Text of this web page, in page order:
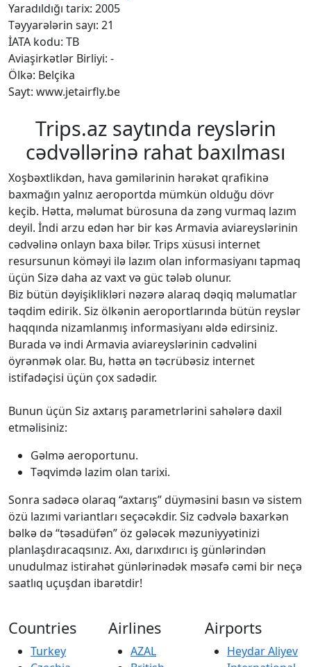
Yaradıldığı tarix: 2005
Təyyarələrin sayı: 21
İATA kodu: TB
Aviaşirkətlər Birliyi: -
Ölkə: Belçika
Sayt: www.jetairfly.be
Trips.az saytında reyslərin
cədvəllərinə rahat baxılması
Xoşbəxtlikdən, hava gəmilərinin hərəkət qrafikinə
baxmağın yalnız aeroportda mümkün olduğu dövr
keçib. Hətta, məlumat bürosuna da zəng vurmaq lazım
deyil. İndi arzu edən hər bir kəs Armavia aviareyslərinin
cədvəlinə onlayn baxa bilər. Trips xüsusi internet
resursunun köməyi ilə lazım olan informasiyanı tapmaq
üçün Sizə daha az vaxt və güc tələb olunur.
Biz bütün dəyişiklikləri nəzərə alaraq dəqiq məlumatlar
təqdim edirik. Siz ölkənin aeroportlarında bütün reyslər
haqqında nizamlanmış informasiyanı əldə edirsiniz.
Burada və indi Armavia aviareyslərinin cədvəlini
öyrənmək olar. Bu, hətta ən təcrübəsiz internet
istifadəçisi üçün çox sadədir.
Bunun üçün Siz axtarış parametrlərini sahələrə daxil
etməlisiniz:
Gəlmə aeroportunu.
Təqvimdə lazim olan tarixi.
Sonra sadəcə olaraq “axtarış” düyməsini basın və sistem
özü lazımi variantları seçəcəkdir. Siz cədvələ baxarkən
bəlkə də “təsadüfən” öz gələcək məzuniyyətinizi
planlaşdıracaqsınız. Axı, darıxdırıcı iş günlərindən
unudulmaz istirahət günlərinədək məsafə cəmi bir neçə
saatlıq uçuşdan ibarətdir!
Countries
Turkey
Airlines
AZAL
Airports
Heydar Aliyev